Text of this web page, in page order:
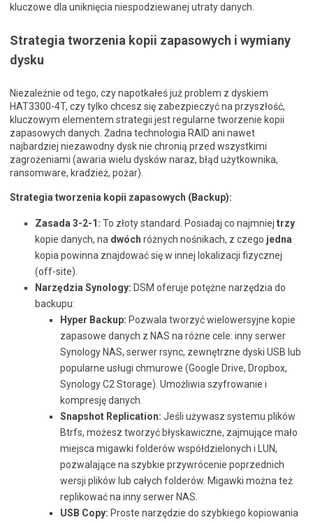
kluczowe dla uniknięcia niespodziewanej utraty danych.
Strategia tworzenia kopii zapasowych i wymiany
dysku
Niezależnie od tego, czy napotkałeś już problem z dyskiem
HAT3300-4T, czy tylko chcesz się zabezpieczyć na przyszłość,
kluczowym elementem strategii jest regularne tworzenie kopii
zapasowych danych. Żadna technologia RAID ani nawet
najbardziej niezawodny dysk nie chronią przed wszystkimi
zagrożeniami (awaria wielu dysków naraz, błąd użytkownika,
ransomware, kradzież, pożar).
Strategia tworzenia kopii zapasowych (Backup):
Zasada 3-2-1: To złoty standard. Posiadaj co najmniej trzy
kopie danych, na dwóch różnych nośnikach, z czego jedna
kopia powinna znajdować się w innej lokalizacji fizycznej
(off-site).
Narzędzia Synology: DSM oferuje potężne narzędzia do
backupu:
Hyper Backup: Pozwala tworzyć wielowersyjne kopie
zapasowe danych z NAS na różne cele: inny serwer
Synology NAS, serwer rsync, zewnętrzne dyski USB lub
popularne usługi chmurowe (Google Drive, Dropbox,
Synology C2 Storage). Umożliwia szyfrowanie i
kompresję danych.
Snapshot Replication: Jeśli używasz systemu plików
Btrfs, możesz tworzyć błyskawiczne, zajmujące mało
miejsca migawki folderów współdzielonych i LUN,
pozwalające na szybkie przywrócenie poprzednich
wersji plików lub całych folderów. Migawki można też
replikować na inny serwer NAS.
USB Copy: Proste narzędzie do szybkiego kopiowania